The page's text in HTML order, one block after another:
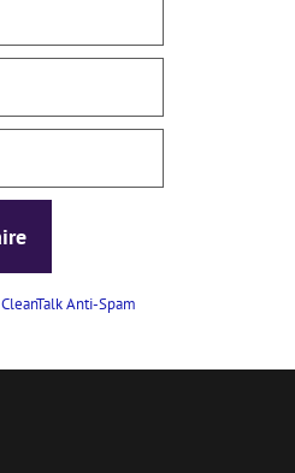
CleanTalk Anti-Spam